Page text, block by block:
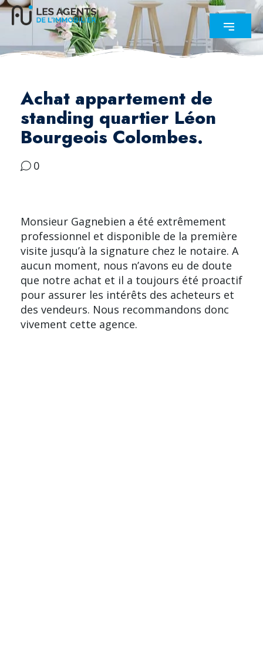
Achat appartement de
standing quartier Léon
Bourgeois Colombes.
0
Monsieur Gagnebien a été extrêmement
professionnel et disponible de la première
visite jusqu’à la signature chez le notaire. A
aucun moment, nous n’avons eu de doute
que notre achat et il a toujours été proactif
pour assurer les intérêts des acheteurs et
des vendeurs. Nous recommandons donc
vivement cette agence.